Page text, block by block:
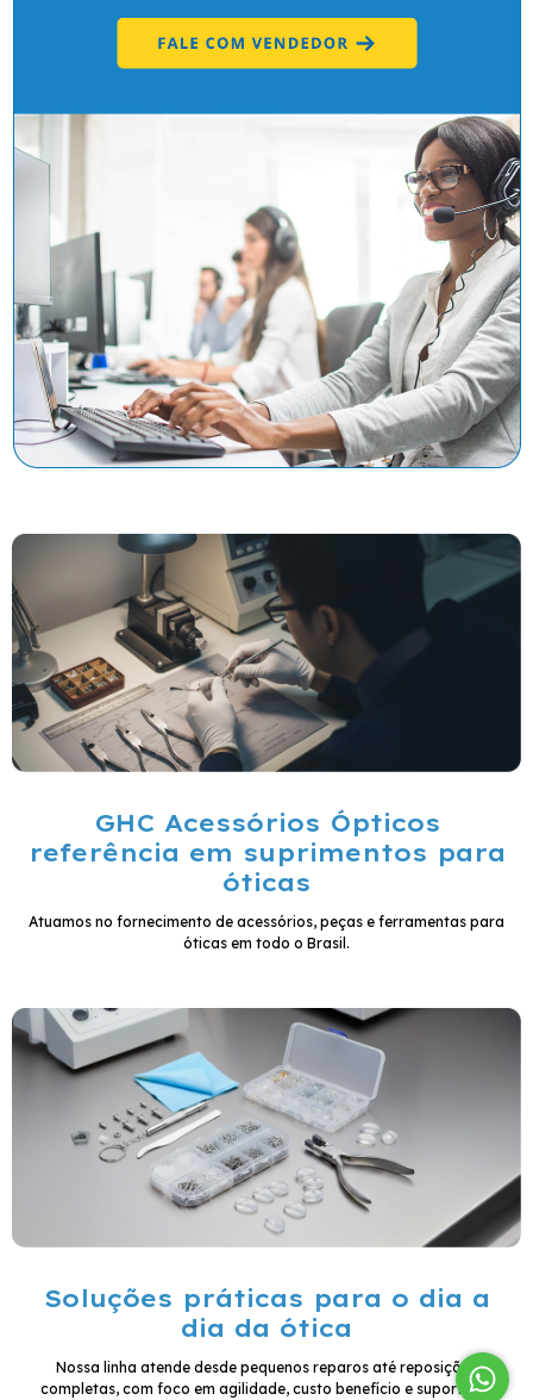
GHC Acessórios Ópticos
referência em suprimentos para
óticas
Atuamos no fornecimento de acessórios, peças e ferramentas para
óticas em todo o Brasil.
Soluções práticas para o dia a
dia da ótica
Nossa linha atende desde pequenos reparos até reposições
completas, com foco em agilidade, custo benefício e suporte ao